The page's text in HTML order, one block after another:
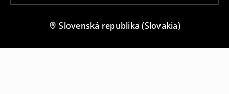
Slovenská republika (Slovakia)